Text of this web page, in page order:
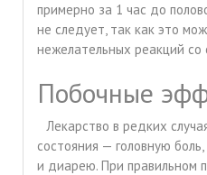
примерно за 1 час до
не следует, так как это
нежелательных реакций со
Побочные
Лекарство в редких
состояния — головную
и диарею. При правильном